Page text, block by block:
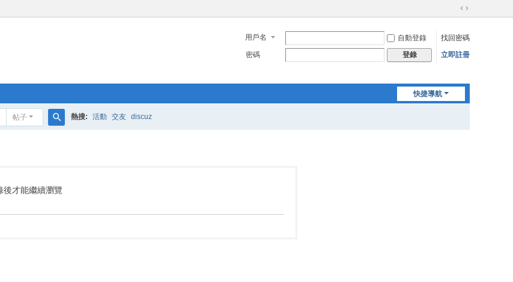
切
到
寬
用戶名 自動登錄
找回密碼
密碼
登錄 立即註冊
快捷導航
帖子 熱搜: 活動 交友 discuz
後才能繼續瀏覽